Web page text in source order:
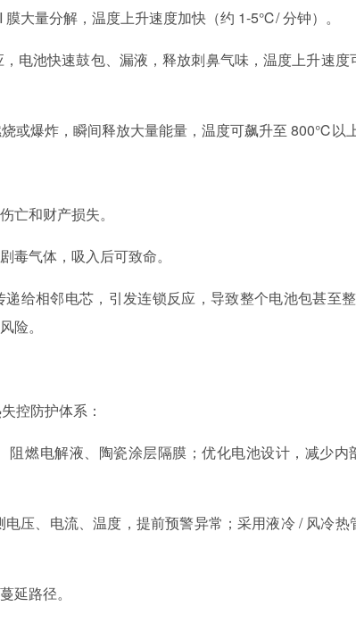
大量分解，温度上升速度加快（约 1-5℃/ 分钟）。
电池快速鼓包、漏液，释放刺鼻气味，温度上升速度
或爆炸，瞬间释放大量能量，温度可飙升至 800℃以
亡和财产损失。
毒气体，吸入后可致命。
给相邻电芯，引发连锁反应，导致整个电池包甚至
险。
控防护体系：
阻燃电解液、陶瓷涂层隔膜；优化电池设计，减少内
压、电流、温度，提前预警异常；采用液冷 / 风冷热
延路径。